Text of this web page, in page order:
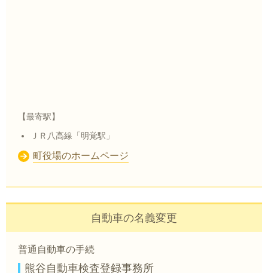
【最寄駅】
ＪＲ八高線「明覚駅」
町役場のホームページ
自動車の名義変更
普通自動車の手続
熊谷自動車検査登録事務所